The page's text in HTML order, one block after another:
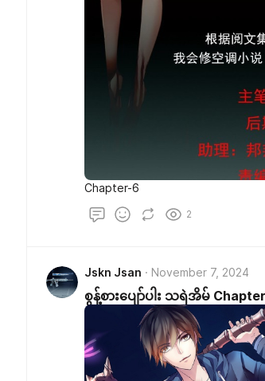
Chapter-6
2
Jskn Jsan November 7, 2024
စွန့်စားပျော်ပါး သရဲအိမ်